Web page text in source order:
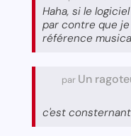
Haha, si le
par contre que je
référence
par Un
c'est consternant